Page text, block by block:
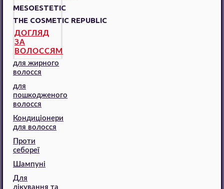
MESOESTETIC
THE COSMETIC REPUBLIC
ДОГЛЯД
ЗА
ВОЛОССЯМ
для жирного
волосся
для
пошкодженого
волосся
Кондиціонери
для волосся
Проти
себореї
Шампуні
Для
лікування та